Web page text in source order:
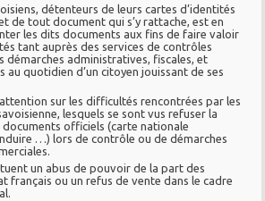
détenteurs de leurs cartes d’identités
de tout document qui s’y rattache, est en
les dits documents aux fins de faire valoir
tant auprès des services de contrôles
démarches administratives, fiscales, et
au quotidien d’un citoyen jouissant de ses
sur les difficultés rencontrées par les
lesquels se sont vus refuser la
documents officiels (carte nationale
…) lors de contrôle ou de démarches
un abus de pouvoir de la part des
français ou un refus de vente dans le cadre